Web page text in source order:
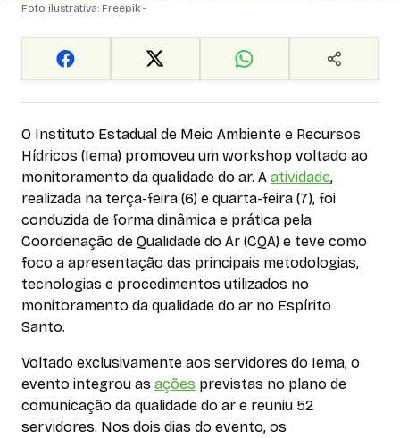
Foto ilustrativa: Freepik -
O Instituto Estadual de Meio Ambiente e Recursos
Hídricos (Iema) promoveu um workshop voltado ao
monitoramento da qualidade do ar. A atividade,
realizada na terça-feira (6) e quarta-feira (7), foi
conduzida de forma dinâmica e prática pela
Coordenação de Qualidade do Ar (CQA) e teve como
foco a apresentação das principais metodologias,
tecnologias e procedimentos utilizados no
monitoramento da qualidade do ar no Espírito
Santo.
Voltado exclusivamente aos servidores do Iema, o
evento integrou as ações previstas no plano de
comunicação da qualidade do ar e reuniu 52
servidores. Nos dois dias do evento, os